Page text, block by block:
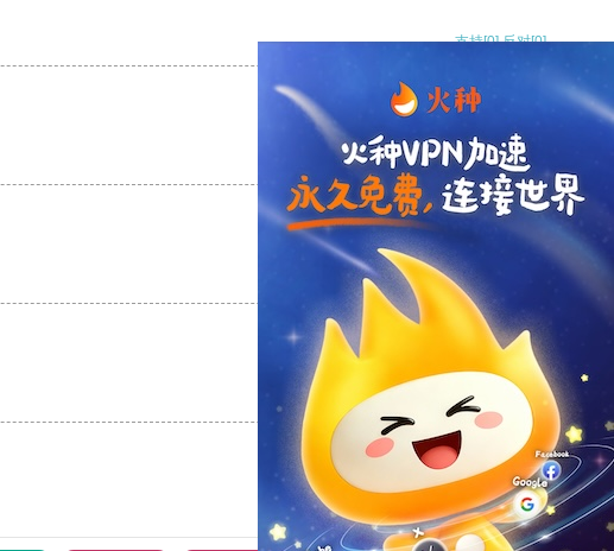
支持[0] 反对[0]
支持[0] 反对
支持
支持 反对